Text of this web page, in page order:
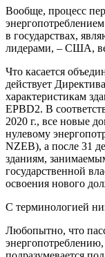
Вообще, процесс
в государствах,
лидерами, – США,
Что касается
действует
характеристикам
EPBD2. В
2020 г., все новые
нулевому
NZEB), а после 31
зданиям,
государственной
освоения нового
С терминологией
Любопытно, что